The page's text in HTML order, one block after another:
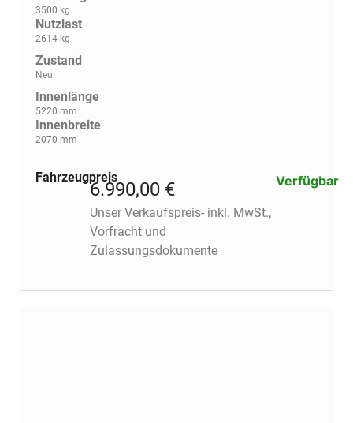
3500 kg
Nutzlast
2614 kg
Zustand
Neu
Innenlänge
5220 mm
Innenbreite
2070 mm
Fahrzeugpreis
6.990,00 €
Unser Verkaufspreis- inkl. MwSt.,
Vorfracht und
Zulassungsdokumente
Verfügbar